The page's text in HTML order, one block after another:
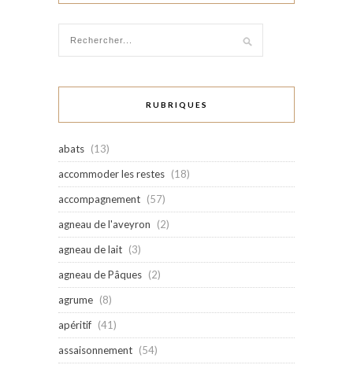
RUBRIQUES
abats (13)
accommoder les restes (18)
accompagnement (57)
agneau de l'aveyron
(2)
agneau de lait (3)
agneau de Pâques (2)
agrume (8)
apéritif (41)
assaisonnement (54)